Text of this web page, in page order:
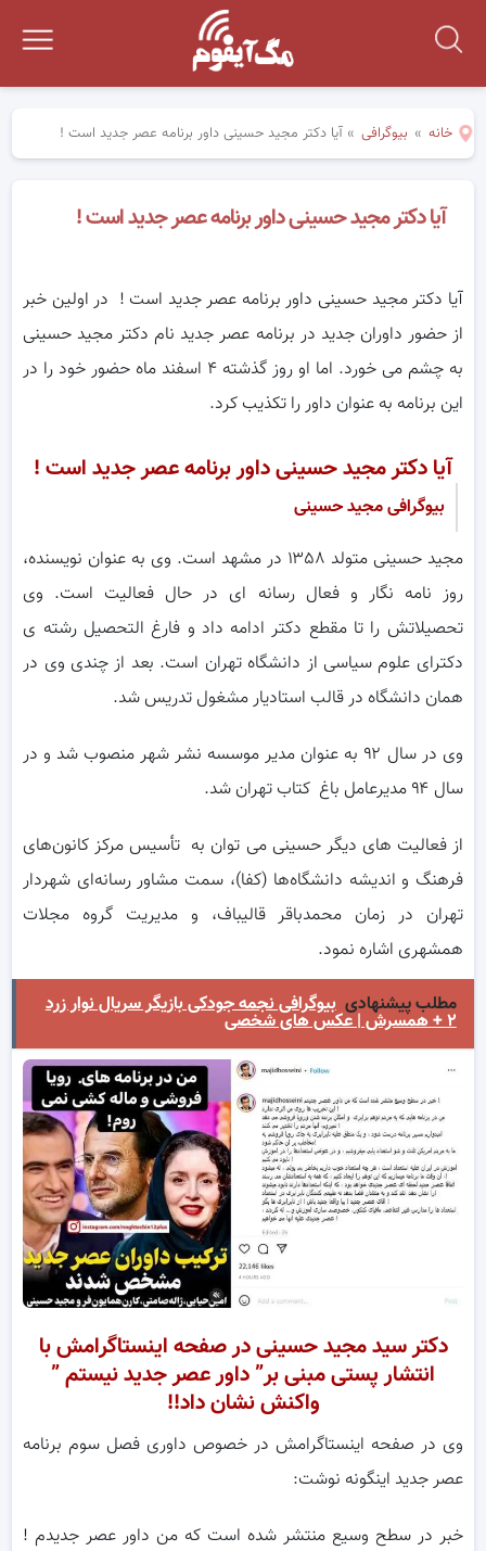
خانه » بیوگرافی »آیا دکتر مجید حسینی داور برنامه عصر جدید است !
آیا دکتر مجید حسینی داور برنامه عصر جدید است !
آیا دکتر مجید حسینی داور برنامه عصر جدید است ! در اولین خبر
از حضور داوران جدید در برنامه عصر جدید نام دکتر مجید حسینی
به چشم می خورد. اما او روز گذشته ۴ اسفند ماه حضور خود را در
این برنامه به عنوان داور را تکذیب کرد.
آیا دکتر مجید حسینی داور برنامه عصر جدید است !
بیوگرافی مجید حسینی
مجید حسینی متولد ۱۳۵۸ در مشهد است. وی به عنوان نویسنده،
روز نامه نگار و فعال رسانه ای در حال فعالیت است. وی
تحصیلاتش را تا مقطع دکتر ادامه داد و فارغ التحصیل رشته ی
دکترای علوم سیاسی از دانشگاه تهران است. بعد از چندی وی در
همان دانشگاه در قالب استادیار مشغول تدریس شد.
وی در سال ۹۲ به عنوان مدیر موسسه نشر شهر منصوب شد و در
سال ۹۴ مدیرعامل باغ کتاب تهران شد.
از فعالیت های دیگر حسینی می توان به تأسیس مرکز کانون‌های
فرهنگ و اندیشه دانشگاه‌ها (کفا)، سمت مشاور رسانه‌ای شهردار
تهران در زمان محمدباقر قالیباف، و مدیریت گروه مجلات
همشهری اشاره نمود.
مطلب پیشنهادی بیوگرافی نجمه جودکی بازیگر سریال نوار زرد
۲ + همسرش | عکس های شخصی
دکتر سید مجید حسینی در صفحه اینستاگرامش با
انتشار پستی مبنی بر” داور عصر جدید نیستم ”
واکنش نشان داد!!
وی در صفحه اینستاگرامش در خصوص داوری فصل سوم برنامه
عصر جدید اینگونه نوشت:
خبر در سطح وسیع منتشر شده است که من داور عصر جدیدم !